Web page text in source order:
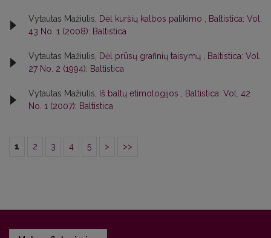
Vytautas Mažiulis, Dėl kuršių kalbos palikimo , Baltistica: Vol.
43 No. 1 (2008): Baltistica
Vytautas Mažiulis, Dėl prūsų grafinių taisymų , Baltistica: Vol.
27 No. 2 (1994): Baltistica
Vytautas Mažiulis, Iš baltų etimologijos , Baltistica: Vol. 42
No. 1 (2007): Baltistica
1 2 3 4 5 > >>